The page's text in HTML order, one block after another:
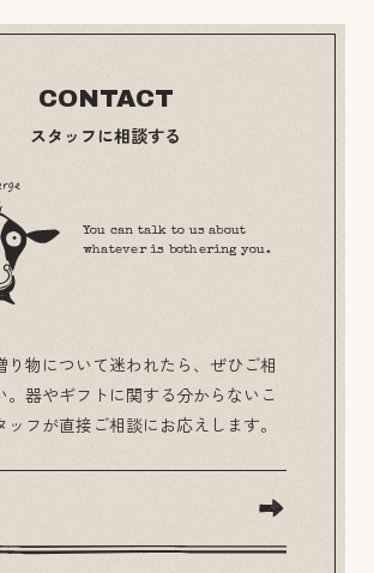
CONTACT
スタッフに相談する
You can talk to us about
whatever is bothering you.
り物について迷われたら、ぜひご相
。器やギフトに関する分からないこ
ッフが直接ご相談にお応えします。